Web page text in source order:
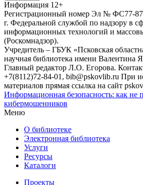
Информация 12+
Регистрационный номер Эл № ФС77-
г. Федеральной службой по надзору в
информационных технологий и
(Роскомнадзор).
Учредитель – ГБУК «Псковская
научная библиотека имени Валентина
Главный редактор Л.О. Егорова.
+7(8112)72-84-01, bib@pskovlib.ru При
материалов прямая ссылка на сайт
Информационная безопасность: как не
кибермошенников
Меню
О библиотеке
Электронная библиотека
Услуги
Ресурсы
Каталоги
Проекты